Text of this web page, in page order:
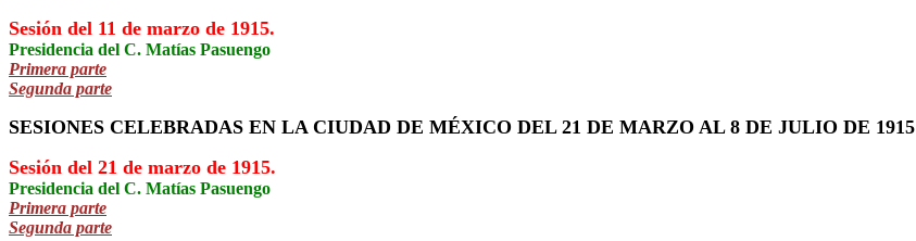
Sesión del 11 de marzo de 1915.
Presidencia del C. Matías Pasuengo
Primera parte
Segunda parte
SESIONES CELEBRADAS EN LA CIUDAD DE MÉXICO DEL 21 DE MARZO AL 8 DE JULIO DE 1915
Sesión del 21 de marzo de 1915.
Presidencia del C. Matías Pasuengo
Primera parte
Segunda parte